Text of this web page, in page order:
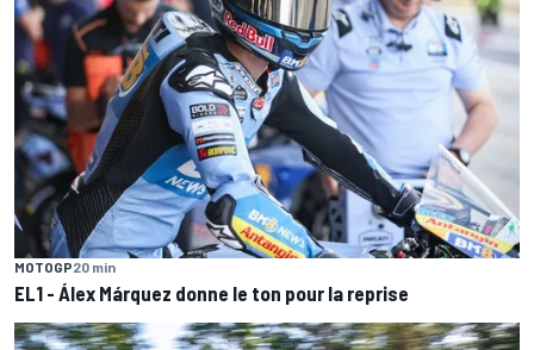
MOTOGP20 min
EL1 - Álex Márquez donne le ton pour la reprise